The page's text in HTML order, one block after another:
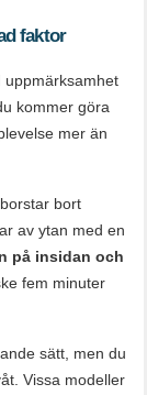
faktor
uppmärksamhet
kommer göra
mer än
bort
av ytan med en
på insidan och
fem minuter
sätt, men du
Vissa modeller